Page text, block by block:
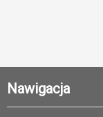
Nawigacja